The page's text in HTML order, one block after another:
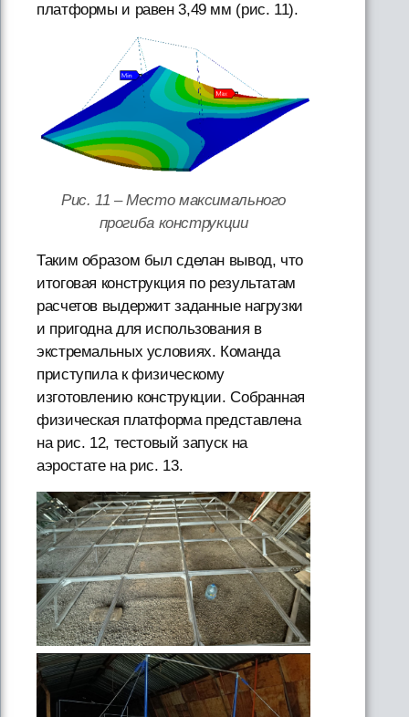
платформы и равен 3,49 мм (рис. 11).
Рис. 11 – Место максимального
прогиба конструкции
Таким образом был сделан вывод, что
итоговая конструкция по результатам
расчетов выдержит заданные нагрузки
и пригодна для использования в
экстремальных условиях. Команда
приступила к физическому
изготовлению конструкции. Собранная
физическая платформа представлена
на рис. 12, тестовый запуск на
аэростате на рис. 13.